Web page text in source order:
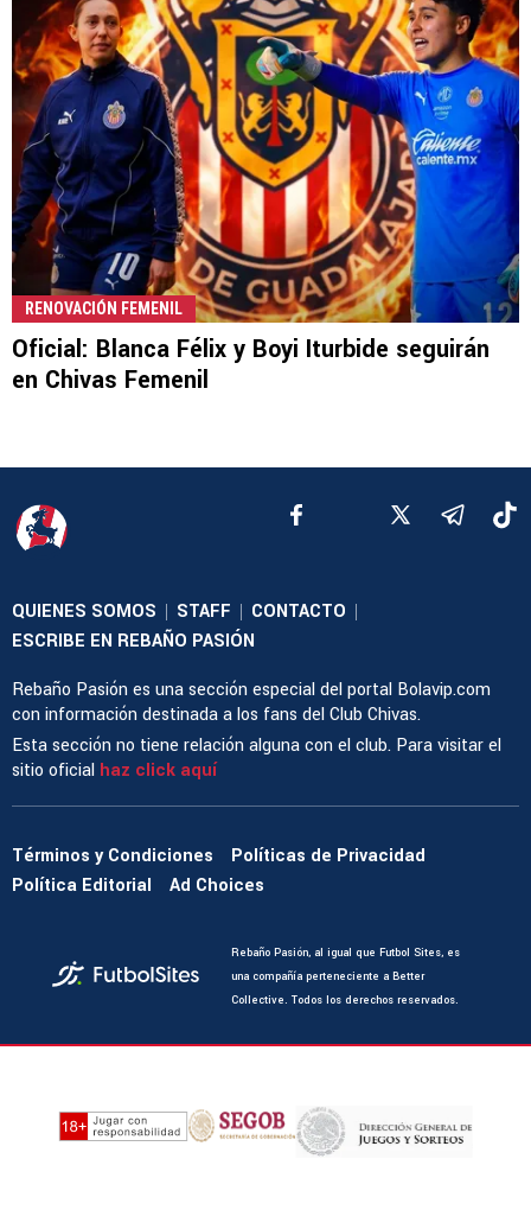
RENOVACIÓN FEMENIL
Oficial: Blanca Félix y Boyi Iturbide seguirán
en Chivas Femenil
QUIENES SOMOS STAFF CONTACTO
ESCRIBE EN REBAÑO PASIÓN
Rebaño Pasión es una sección especial del portal Bolavip.com
con información destinada a los fans del Club Chivas.
Esta sección no tiene relación alguna con el club. Para visitar el
sitio oficial haz click aquí
Términos y Condiciones
Políticas de Privacidad
Política Editorial
Ad Choices
Rebaño Pasión, al igual que Futbol Sites, es
una compañía perteneciente a Better
Collective. Todos los derechos reservados.